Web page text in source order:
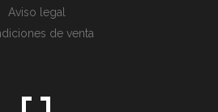
Aviso legal
de venta